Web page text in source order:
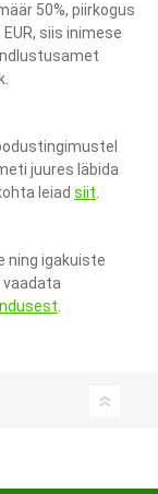
50%, piirkogus
siis inimese
juures läbida
leiad siit
ning igakuiste